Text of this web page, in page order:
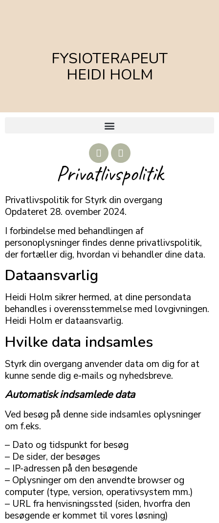
FYSIOTERAPEUT
HEIDI HOLM
Privatlivspolitik
Privatlivspolitik for Styrk din overgang
Opdateret 28. ovember 2024.
I forbindelse med behandlingen af
personoplysninger findes denne privatlivspolitik,
der fortæller dig, hvordan vi behandler dine data.
Dataansvarlig
Heidi Holm sikrer hermed, at dine persondata
behandles i overensstemmelse med lovgivningen.
Heidi Holm er dataansvarlig.
Hvilke data indsamles
Styrk din overgang anvender data om dig for at
kunne sende dig e-mails og nyhedsbreve.
Automatisk indsamlede data
Ved besøg på denne side indsamles oplysninger
om f.eks.
– Dato og tidspunkt for besøg
– De sider, der besøges
– IP-adressen på den besøgende
– Oplysninger om den anvendte browser og
computer (type, version, operativsystem mm.)
– URL fra henvisningssted (siden, hvorfra den
besøgende er kommet til vores løsning)